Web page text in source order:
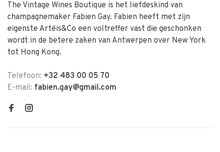
The Vintage Wines Boutique is het liefdeskind van
champagnemaker Fabien Gay. Fabien heeft met zijn
eigenste Artéis&Co een voltreffer vast die geschonken
wordt in de betere zaken van Antwerpen over New York
tot Hong Kong.
Telefoon: +32 483 00 05 70
E-mail: fabien.gay@gmail.com